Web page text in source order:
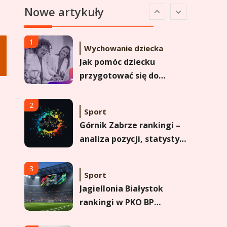
Nowe artykułyAnaliza pozycji w
Ekstraklasie i historyczne
dane
1
Wychowanie dziecka
Jak pomóc dziecku
przygotować się do
to dobre rozwiązanie dla
maturzysty?
2
Sport
Górnik Zabrze rankingi –
analiza pozycji, statystyk
3
Sport
Jagiellonia Białystok
rankingi w PKO BP